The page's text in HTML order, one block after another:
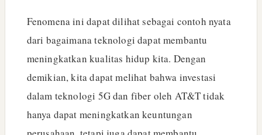
Fenomena ini dapat dilihat sebagai contoh nyata
dari bagaimana teknologi dapat membantu
meningkatkan kualitas hidup kita. Dengan
demikian, kita dapat melihat bahwa investasi
dalam teknologi 5G dan fiber oleh AT&T tidak
hanya dapat meningkatkan keuntungan